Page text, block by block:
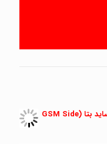
برد کرکره برقی سیمکارتی فول کانال موتور ساید بتا (GSM Side